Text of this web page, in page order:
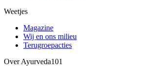
Weetjes
Magazine
Wij en ons milieu
Terugroepacties
Over Ayurveda101